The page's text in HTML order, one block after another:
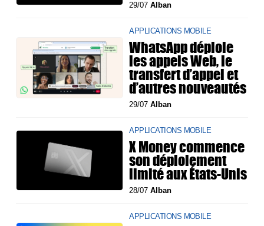
29/07Alban
APPLICATIONS MOBILE
WhatsApp déploie
les appels Web, le
transfert d’appel et
d’autres nouveautés
29/07Alban
APPLICATIONS MOBILE
X Money commence
son déploiement
limité aux États-Unis
28/07Alban
APPLICATIONS MOBILE